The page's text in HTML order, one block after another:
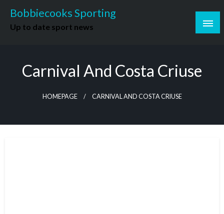
content
Bobbiecooks Sporting
Up to date sport news
Carnival And Costa Criuse
HOMEPAGE CARNIVAL AND COSTA CRIUSE